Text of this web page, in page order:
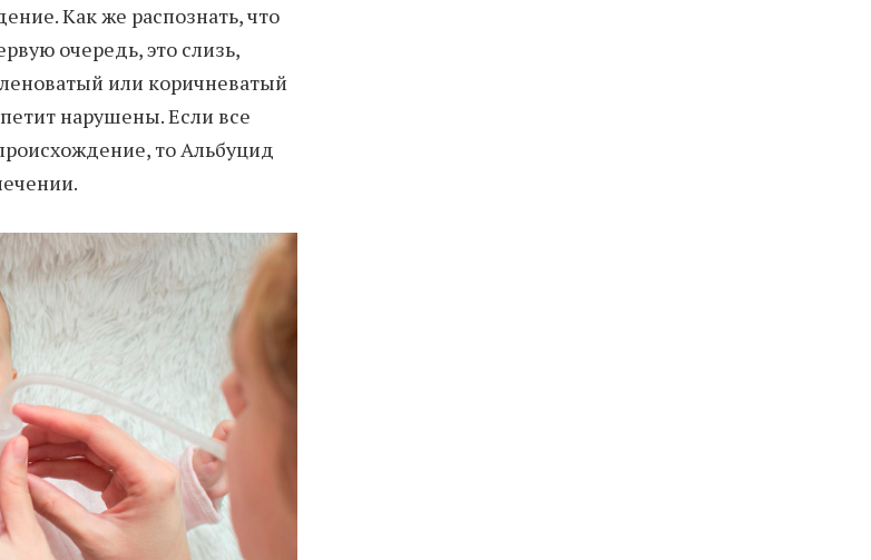
Как же распознать, что
очередь, это слизь,
или коричневатый
нарушены. Если все
то Альбуцид